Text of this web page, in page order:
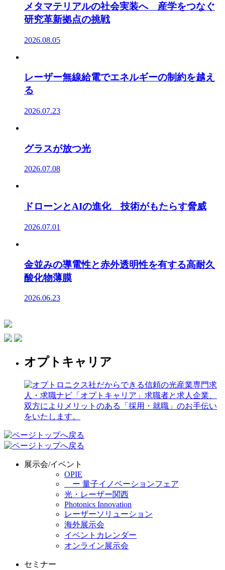
メタマテリアルの社会実装へ 産学をつなぐ
研究革新拠点の挑戦
2026.08.05
レーザー無線給電でエネルギーの制約を越え
る
2026.07.23
グラスが放つ光
2026.07.08
ドローンとAIの進化 技術がもたらす脅威
2026.07.01
金並みの導電性と赤外透明性を有する高耐久
酸化物薄膜
2026.06.23
オプトキャリア
展示会/イベント
OPIE
ー 量子イノベーションフェア
光・レーザー関西
Photonics Innovation
レーザーソリューション
海外展示会
イベントカレンダー
オンライン展示会
セミナー